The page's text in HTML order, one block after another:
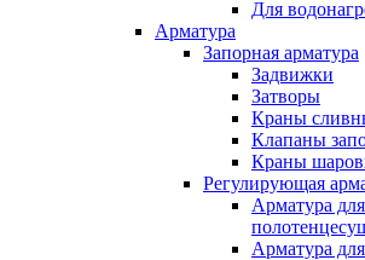
Для
Арматура
Запорная арматура
Задвижки
Затворы
Краны
Клапаны
Краны
Регулирующая
Арматура для
Арматура